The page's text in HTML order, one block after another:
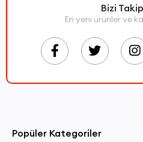
Bizi
En yeni ürünler ve
Popüler Kategoriler